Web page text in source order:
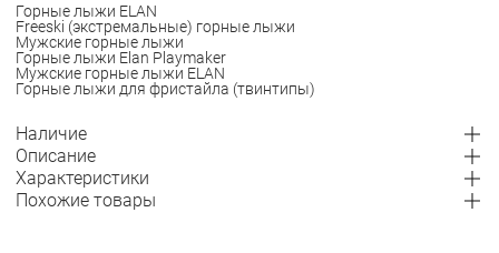
Горные лыжи ELAN
Freeski (экстремальные) горные лыжи
Мужские горные лыжи
Горные лыжи Elan Playmaker
Мужские горные лыжи ELAN
Горные лыжи для фристайла (твинтипы)
Наличие
Описание
Характеристики
Похожие товары